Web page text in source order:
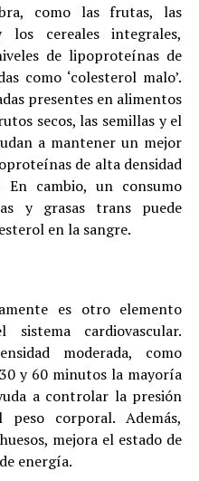
como las frutas, las
los cereales integrales,
de lipoproteínas de
como ‘colesterol malo’.
presentes en alimentos
secos, las semillas y el
a mantener un mejor
de alta densidad
En cambio, un consumo
y grasas trans puede
en la sangre.
es otro elemento
cardiovascular.
moderada, como
y 60 minutos la mayoría
a controlar la presión
corporal. Además,
mejora el estado de
energía.